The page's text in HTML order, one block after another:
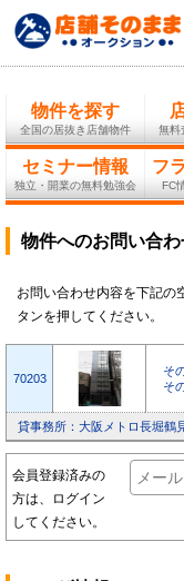
物件を探す
全国の居抜き店舗物件 無料
セミナー情報
独立・開業の無料勉強会
フ
FC
物件へのお問い合
お問い合わせ内容を下記の
タンを押してください。
70203
そ
そ
貸事務所：大阪メトロ長堀鶴
会員登録済みの
方は、ログイン
してください。